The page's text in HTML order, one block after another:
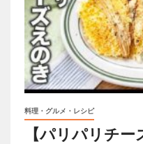
料理・グルメ・レシピ
【パリパリチ